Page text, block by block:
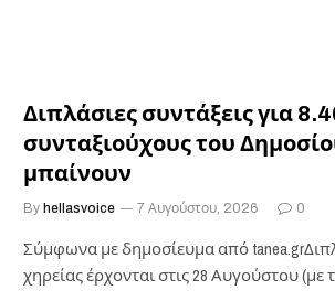
Διπλάσιες συντάξεις για
συνταξιούχους του
μπαίνουν
By hellasvoice 7 Αυγούστου, 2026 0
Σύμφωνα με δημοσίευμα από
χηρείας έρχονται στις 28 Αυγούστου